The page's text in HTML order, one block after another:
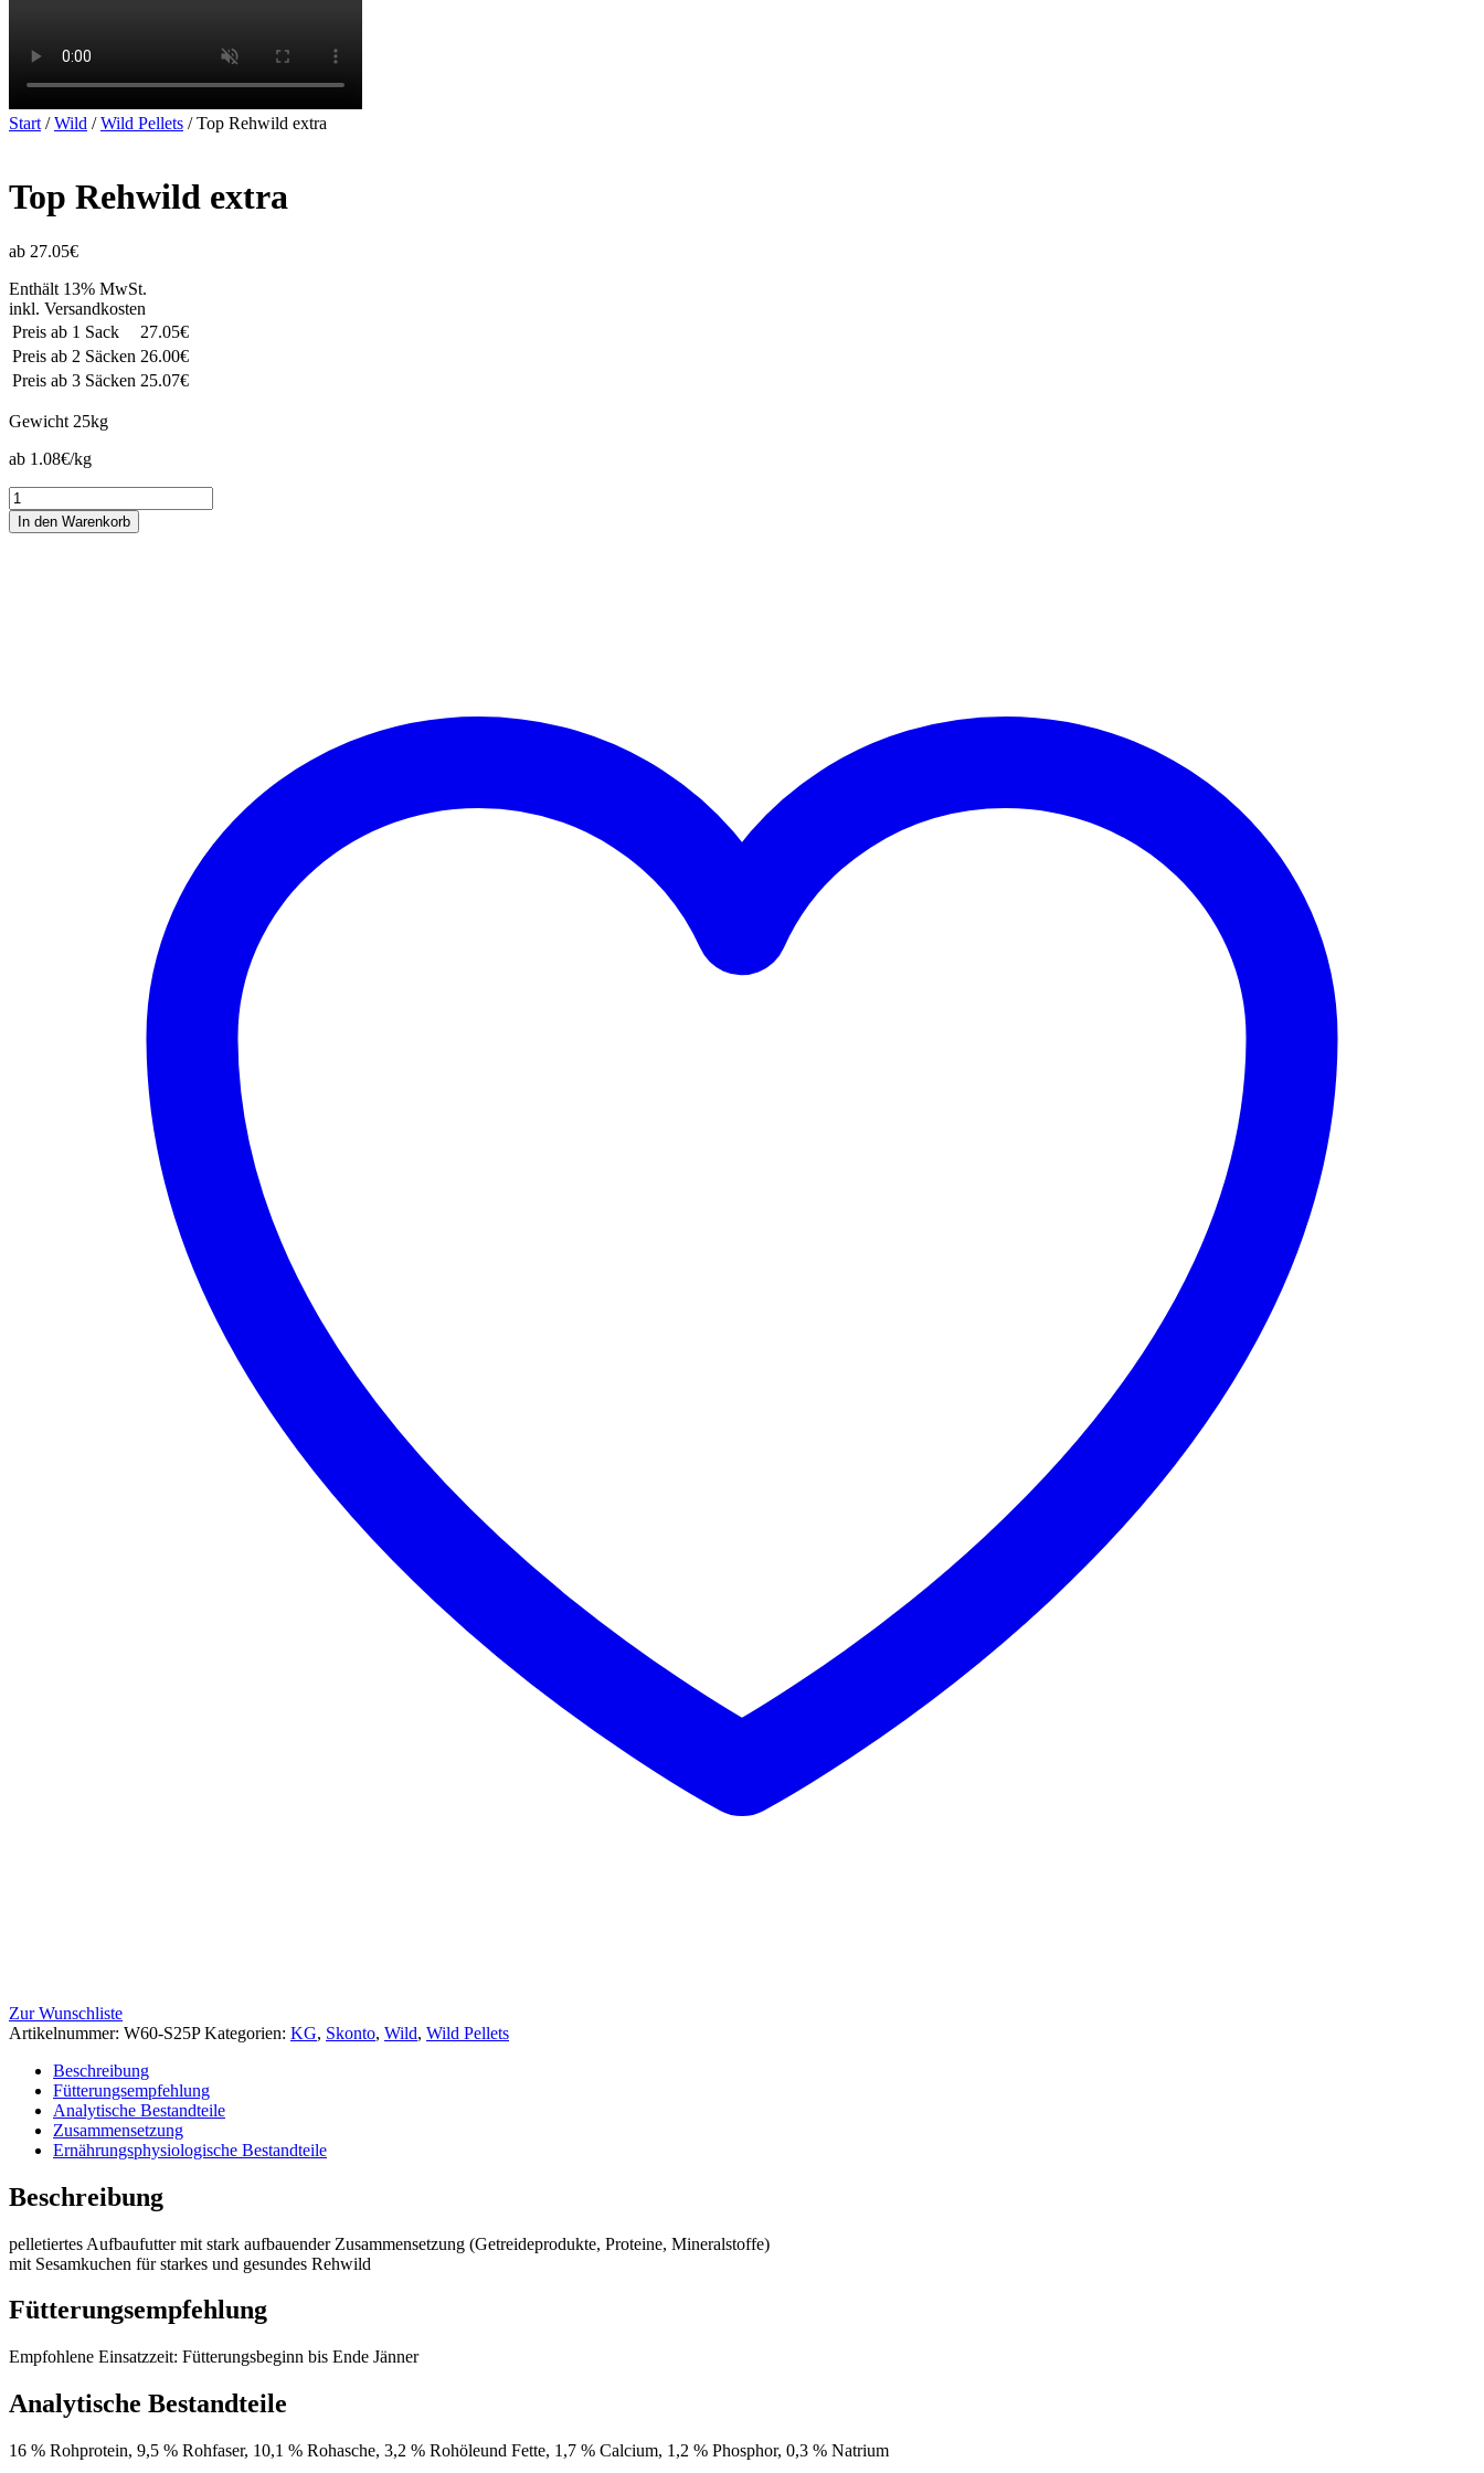
Start /Wild /Wild Pellets / Top Rehwild extra
Top Rehwild extra
ab 27.05€
Enthält 13% MwSt.
inkl. Versandkosten
Preis ab 1 Sack
27.05€
Preis ab 2 Säcken 26.00€
Preis ab 3 Säcken 25.07€
Gewicht 25kg
ab 1.08€/kg
Top
Rehwild
extra
In den Warenkorb
Zur Wunschliste
Artikelnummer: W60-S25P Kategorien: KG, Skonto, Wild, Wild Pellets
Beschreibung
Fütterungsempfehlung
Analytische Bestandteile
Zusammensetzung
Ernährungsphysiologische Bestandteile
Beschreibung
pelletiertes Aufbaufutter mit stark aufbauender Zusammensetzung (Getreideprodukte, Proteine, Mineralstoffe)
mit Sesamkuchen für starkes und gesundes Rehwild
Fütterungsempfehlung
Empfohlene Einsatzzeit: Fütterungsbeginn bis Ende Jänner
Analytische Bestandteile
16 % Rohprotein, 9,5 % Rohfaser, 10,1 % Rohasche, 3,2 % Rohöleund Fette, 1,7 % Calcium, 1,2 % Phosphor, 0,3 % Natrium